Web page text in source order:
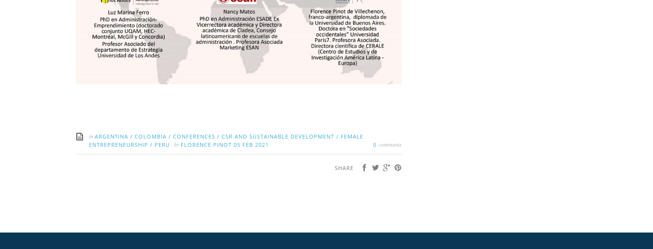
in ARGENTINA / COLOMBIA / CONFERENCES / CSR AND SUSTAINABLE DEVELOPMENT / FEMALE
ENTREPRENEURSHIP / PERU by FLORENCE PINOT 05 FEB 2021 0 comments
SHARE